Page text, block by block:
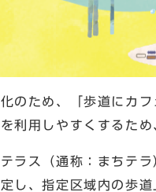
のため、「歩道にカフ
利用しやすくするた
ラス（通称：まちテラ
し、指定区域内の歩